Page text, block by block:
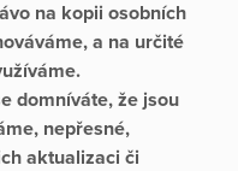
na kopii osobních
a na určité
domníváte, že jsou
nepřesné,
aktualizaci či